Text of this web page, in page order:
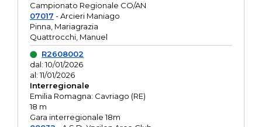
Campionato Regionale CO/AN
07017 - Arcieri Maniago
Pinna, Mariagrazia
Quattrocchi, Manuel
R2608002
dal: 10/01/2026
al: 11/01/2026
Interregionale
Emilia Romagna: Cavriago (RE)
18 m
Gara interregionale 18m